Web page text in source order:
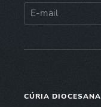
CÚRIA DIOCESANA